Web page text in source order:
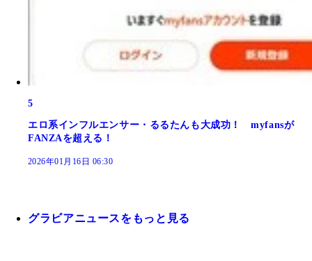
5
エロ系インフルエンサー・るるたんも大成功！ myfansが
FANZAを超える！
2026年01月16日 06:30
グラビアニュースをもっと見る